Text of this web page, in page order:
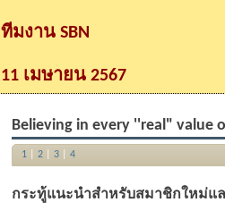
ทีมงาน SBN
11 เมษายน 2567
Believing in every ''real" value
1| 2| 3| 4
กระทู้แนะนำสำหรับสมาชิกใหม่แ